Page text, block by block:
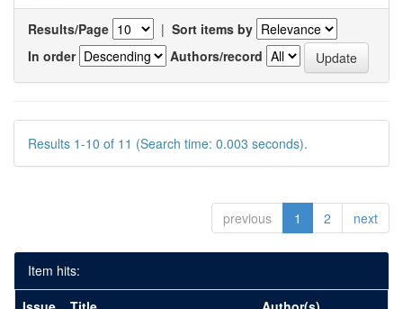
Results/Page | Sort items by
In order
Authors/record
Results 1-10 of 11 (Search time: 0.003 seconds).
previous 1 2 next
Item hits: